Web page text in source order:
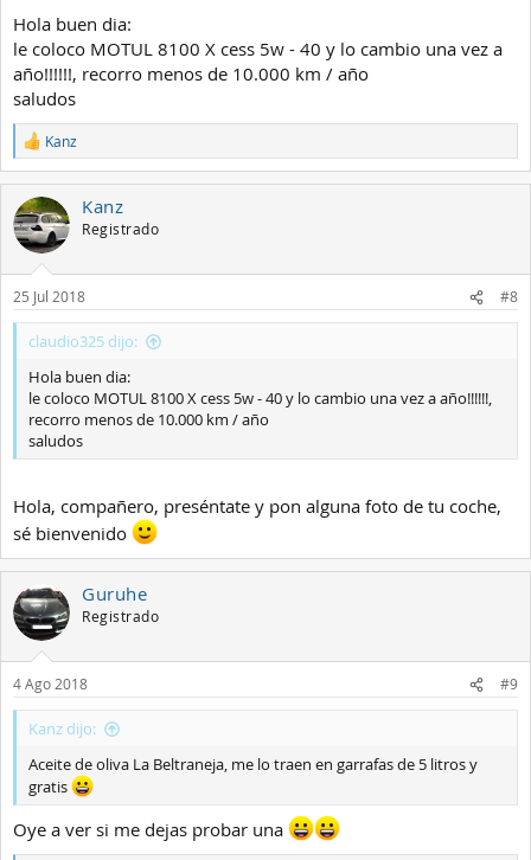
:
Hola buen dia:
le coloco MOTUL 8100 X cess 5w - 40 y lo cambio una vez a
año!!!!!!, recorro menos de 10.000 km / año
saludos
R
e
a
c
c
i
n
e
s
Kanz
Kanz
Registrado
25 Jul 2018 #8
claudio325 dijo:
Hola buen dia:
le coloco MOTUL 8100 X cess 5w - 40 y lo cambio una vez a año!!!!!!,
recorro menos de 10.000 km / año
saludos
Hola, compañero, preséntate y pon alguna foto de tu coche,
sé bienvenido
Guruhe
Registrado
4 Ago 2018 #9
Kanz dijo:
Aceite de oliva La Beltraneja, me lo traen en garrafas de 5 litros y
gratis
Oye a ver si me dejas probar una